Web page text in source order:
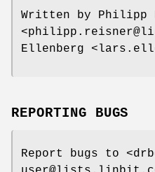
Written by Philipp
Ellenberg
REPORTING BUGS
Report bugs to